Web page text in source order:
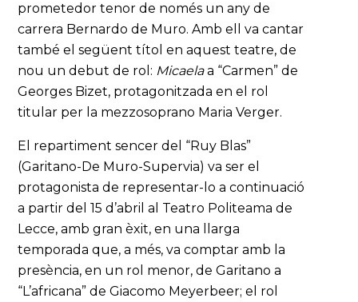
prometedor tenor de només un any de
carrera Bernardo de Muro. Amb ell va cantar
també el següent títol en aquest teatre, de
nou un debut de rol: Micaelaa “Carmen” de
Georges Bizet, protagonitzada en el rol
titular per la mezzosoprano Maria Verger.
El repartiment sencer del “Ruy Blas”
(Garitano-De Muro-Supervia) va ser el
protagonista de representar-lo a continuació
a partir del 15 d’abril al Teatro Politeama de
Lecce, amb gran èxit, en una llarga
temporada que, a més, va comptar amb la
presència, en un rol menor, de Garitano a
“L’africana” de Giacomo Meyerbeer; el rol